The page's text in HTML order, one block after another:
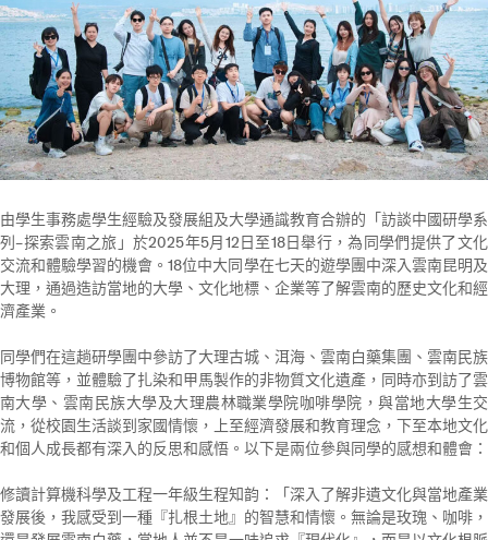
由學生事務處學生經驗及發展組及大學通識教育合辦的「訪談中國研學系
列–探索雲南之旅」於2025年5月12日至18日舉行，為同學們提供了文化
交流和體驗學習的機會。18位中大同學在七天的遊學團中深入雲南昆明及
大理，通過造訪當地的大學、文化地標、企業等了解雲南的歷史文化和經
濟產業。
同學們在這趟研學團中參訪了大理古城、洱海、雲南白藥集團、雲南民族
博物館等，並體驗了扎染和甲馬製作的非物質文化遺產，同時亦到訪了雲
南大學、雲南民族大學及大理農林職業學院咖啡學院，與當地大學生交
流，從校園生活談到家國情懷，上至經濟發展和教育理念，下至本地文化
和個人成長都有深入的反思和感悟。以下是兩位參與同學的感想和體會：
修讀計算機科學及工程一年級生程知韵：「深入了解非遺文化與當地產業
發展後，我感受到一種『扎根土地』的智慧和情懷。無論是玫瑰、咖啡，